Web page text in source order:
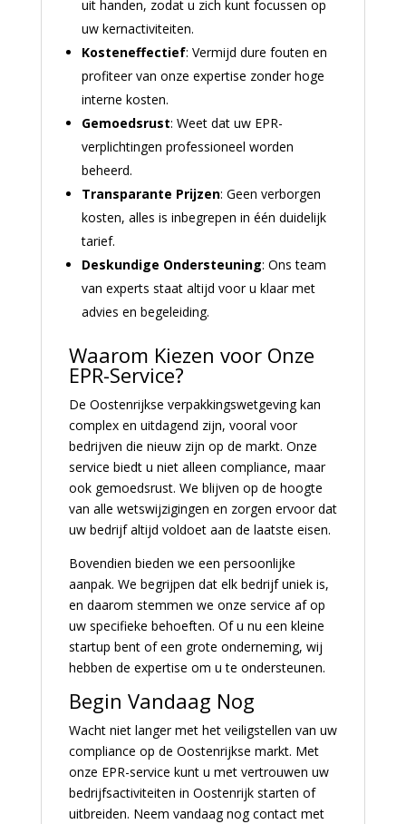
uit handen, zodat u zich kunt focussen op
uw kernactiviteiten.
Kosteneffectief: Vermijd dure fouten en
profiteer van onze expertise zonder hoge
interne kosten.
Gemoedsrust: Weet dat uw EPR-
verplichtingen professioneel worden
beheerd.
Transparante Prijzen: Geen verborgen
kosten, alles is inbegrepen in één duidelijk
tarief.
Deskundige Ondersteuning: Ons team
van experts staat altijd voor u klaar met
advies en begeleiding.
Waarom Kiezen voor Onze
EPR-Service?
De Oostenrijkse verpakkingswetgeving kan
complex en uitdagend zijn, vooral voor
bedrijven die nieuw zijn op de markt. Onze
service biedt u niet alleen compliance, maar
ook gemoedsrust. We blijven op de hoogte
van alle wetswijzigingen en zorgen ervoor dat
uw bedrijf altijd voldoet aan de laatste eisen.
Bovendien bieden we een persoonlijke
aanpak. We begrijpen dat elk bedrijf uniek is,
en daarom stemmen we onze service af op
uw specifieke behoeften. Of u nu een kleine
startup bent of een grote onderneming, wij
hebben de expertise om u te ondersteunen.
Begin Vandaag Nog
Wacht niet langer met het veiligstellen van uw
compliance op de Oostenrijkse markt. Met
onze EPR-service kunt u met vertrouwen uw
bedrijfsactiviteiten in Oostenrijk starten of
uitbreiden. Neem vandaag nog contact met